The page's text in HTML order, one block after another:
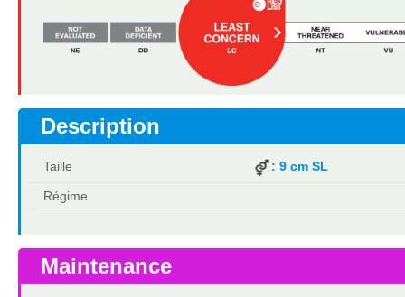
Description
Taille : 9 cm SL
Régime
Maintenance